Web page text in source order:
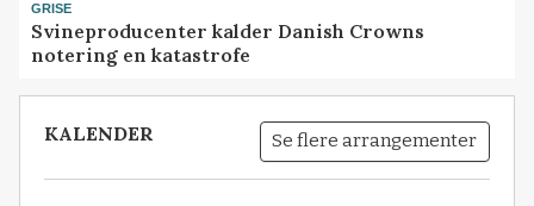
GRISE
Svineproducenter kalder Danish Crowns
notering en katastrofe
KALENDER Se flere arrangementer